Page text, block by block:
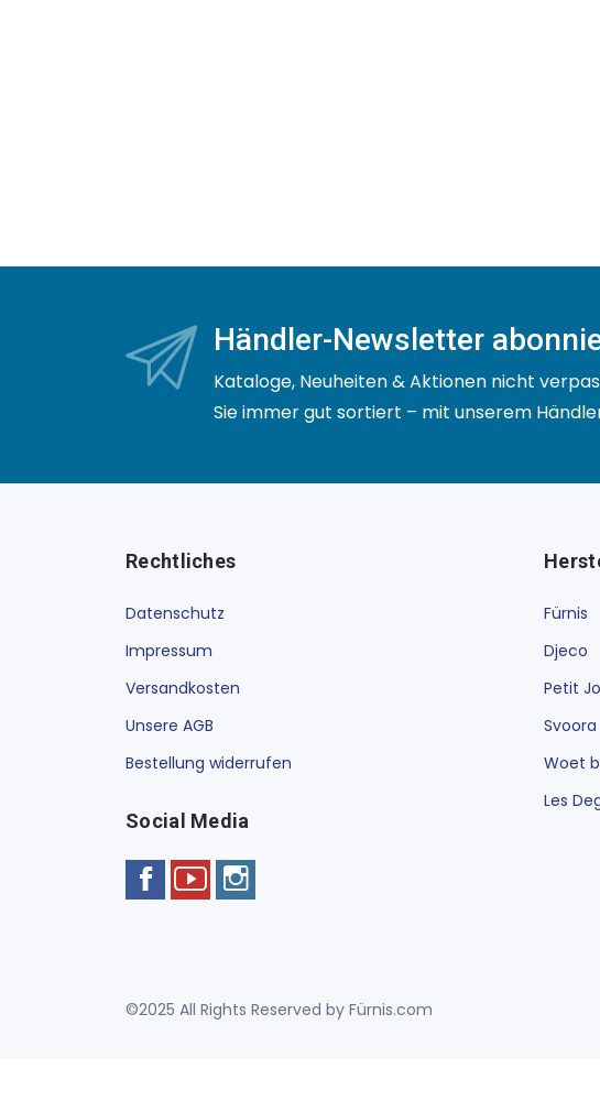
Händler-Newsletter
Kataloge, Neuheiten & Aktionen nicht
Sie immer gut sortiert – mit unserem
Rechtliches
Datenschutz
Impressum
Versandkosten
Unsere AGB
Bestellung widerrufen
Social Media
Fürnis
Djeco
Petit
Svoora
Woet
Les
©2025 All Rights Reserved by Fürnis.com